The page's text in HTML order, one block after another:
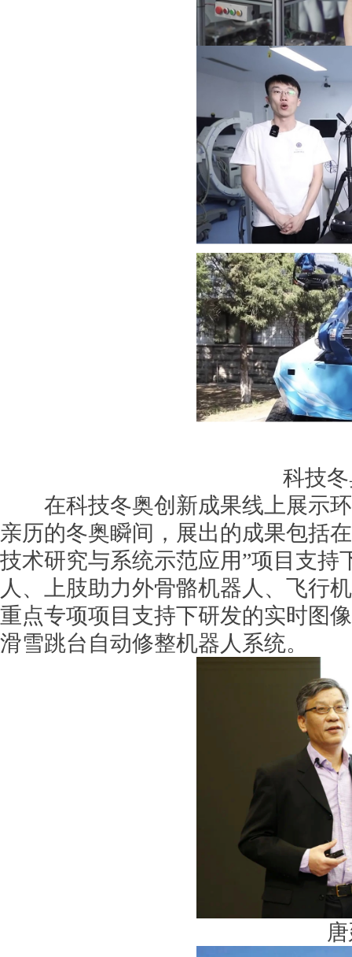
科技
在科技冬奥创新成果线上展示环
亲历的冬奥瞬间，展出的成果包括
技术研究与系统示范应用”项目支
人、上肢助力外骨骼机器人、飞行
重点专项项目支持下研发的实时图
滑雪跳台自动修整机器人系统。